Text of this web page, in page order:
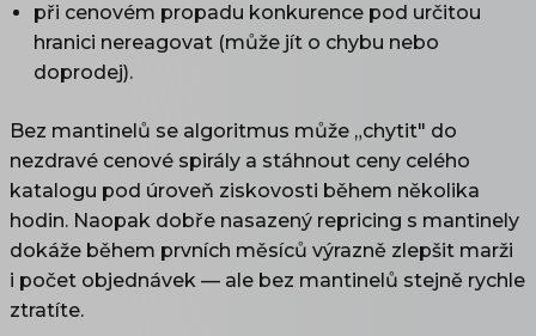
při cenovém propadu konkurence pod určitou
hranici nereagovat (může jít o chybu nebo
doprodej).
Bez mantinelů se algoritmus může „chytit" do
nezdravé cenové spirály a stáhnout ceny celého
katalogu pod úroveň ziskovosti během několika
hodin. Naopak dobře nasazený repricing s mantinely
dokáže během prvních měsíců výrazně zlepšit marži
i počet objednávek — ale bez mantinelů stejně rychle
ztratíte.